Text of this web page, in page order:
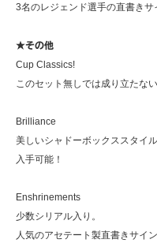
3名のレジェンド選手の直書きサ
★その他
Cup Classics!
このセット無しでは成り立たな
Brilliance
美しいシャドーボックススタイ
入手可能！
Enshrinements
少数シリアル入り。
人気のアセテート製直書きサイン